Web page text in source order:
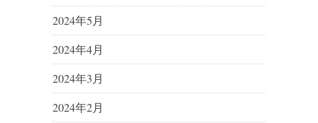
2024年5月
2024年4月
2024年3月
2024年2月